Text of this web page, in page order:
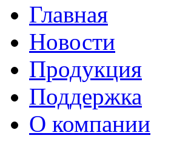
Главная
Новости
Продукция
Поддержка
О компании